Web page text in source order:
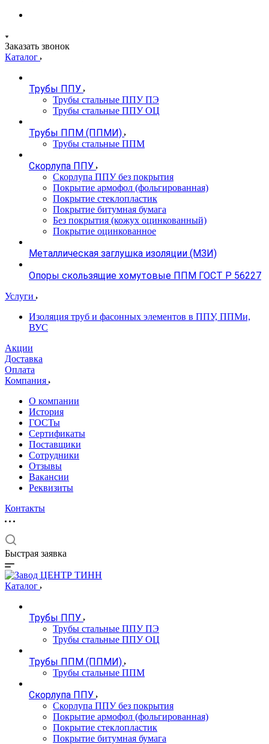
Заказать звонок
Каталог
Трубы ППУ
Трубы стальные ППУ ПЭ
Трубы стальные ППУ ОЦ
Трубы ППМ (ППМИ)
Трубы стальные ППМ
Скорлупа ППУ
Скорлупа ППУ без покрытия
Покрытие армофол (фольгированная)
Покрытие стеклопластик
Покрытие битумная бумага
Без покрытия (кожух оцинкованный)
Покрытие оцинкованное
Металлическая заглушка изоляции (МЗИ)
Опоры скользящие хомутовые ППМ ГОСТ Р 56227
Услуги
Изоляция труб и фасонных элементов в ППУ, ППМи,
ВУС
Акции
Доставка
Оплата
Компания
О компании
История
ГОСТы
Сертификаты
Поставщики
Сотрудники
Отзывы
Вакансии
Реквизиты
Контакты
Быстрая заявка
Каталог
Трубы ППУ
Трубы стальные ППУ ПЭ
Трубы стальные ППУ ОЦ
Трубы ППМ (ППМИ)
Трубы стальные ППМ
Скорлупа ППУ
Скорлупа ППУ без покрытия
Покрытие армофол (фольгированная)
Покрытие стеклопластик
Покрытие битумная бумага